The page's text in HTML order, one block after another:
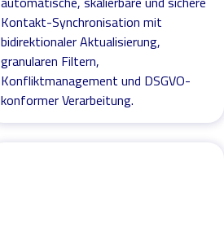
Kontakt-Synchronisation mit
bidirektionaler Aktualisierung,
granularen Filtern,
Konfliktmanagement und DSGVO-
konformer Verarbeitung.